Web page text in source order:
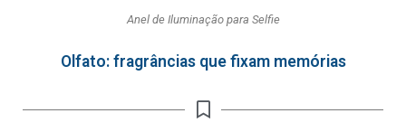
Anel de Iluminação para Selfie
Olfato: fragrâncias que fixam memórias